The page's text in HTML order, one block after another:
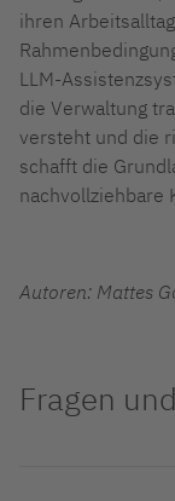
ihren
LLM-
die Verwaltung
versteht und die
schafft die
nachvollziehbare
Autoren: Mattes
Fragen